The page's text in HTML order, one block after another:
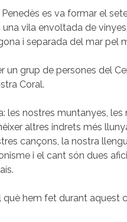
es va formar el
una vila envoltada de
i separada del mar pel
un grup de persones del
Coral.
les nostres muntanyes,
altres indrets més
cançons, la nostra
i el cant són dues
hem fet durant aquest